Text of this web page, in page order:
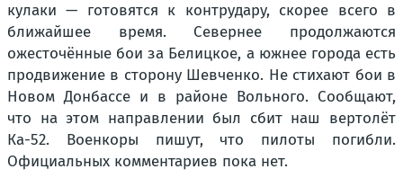
кулаки — готовятся к контрудару, скорее всего в
ближайшее время. Севернее продолжаются
ожесточённые бои за Белицкое, а южнее города есть
продвижение в сторону Шевченко. Не стихают бои в
Новом Донбассе и в районе Вольного. Сообщают,
что на этом направлении был сбит наш вертолёт
Ка-52. Военкоры пишут, что пилоты погибли.
Официальных комментариев пока нет.